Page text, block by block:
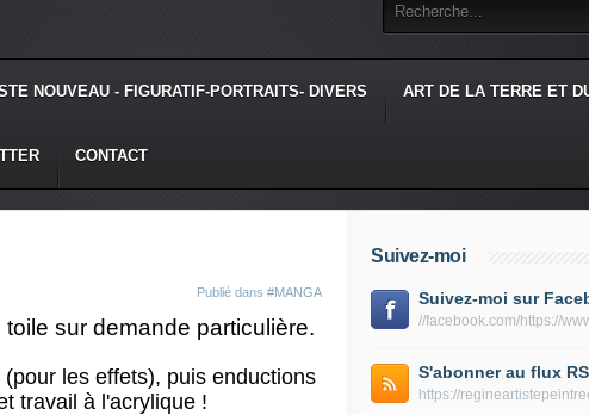
NOUVEAU - FIGURATIF-PORTRAITS- DIVERS ART DE LA TERRE ET
CONTACT
Publié dans #MANGA
sur demande particulière.
les effets), puis enductions
travail à l'acrylique !
Suivez-moi
Suivez-moi sur
S'abonner au flux